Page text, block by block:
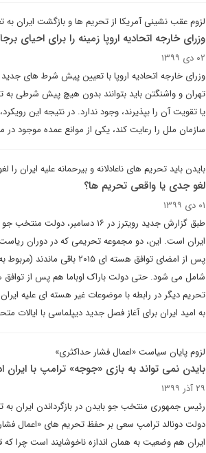
لزوم عقب نشینی آمریکا از تحریم ها و بازگشت ایران
وزرای خارجه اتحادیه اروپا زمینه را برای احیای
۰۲ دی ۱۳۹۹
وزرای خارجه اتحادیه اروپا با تعیین پیش شرط های
تهران و واشنگتن باید بتوانند بدون هیچ پیش شرطی به
یا تقویت آن را بپذیرند، وجود ندارد. در نتیجه این
سازمان ملل را رعایت کند، یکی از موانع عمده موجود
بایدن باید تحریم های ناعادلانه و بیرحمانه علیه ایران را
لغو جدی یا واقعی تحریم ها؟
۰۱ دی ۱۳۹۹
طبق گزارش جدید رویترز در ۱۶
ایران است. این، دو مجموعه تحریمی که در دوران
پس از امضای توافق هسته
تحریم دیگر در رابطه با موضوعات غیر هسته ای علیه
به امید ایران برای آغاز فصل جدید دیپلماسی با ایالات
لزوم پایان سیاست «اعمال فشار حداکثری»
بایدن نمی تواند به بازی «جوجه» ترامپ با ایران
۲۹ آذر ۱۳۹۹
رئیس جمهوری منتخب جو بایدن در بازگرداندن ایران به
دولت دونالد ترامپ سعی بر حفظ تحریم های «اعمال
ایران هم وضعیت به همان اندازه ناخوشایند است چرا